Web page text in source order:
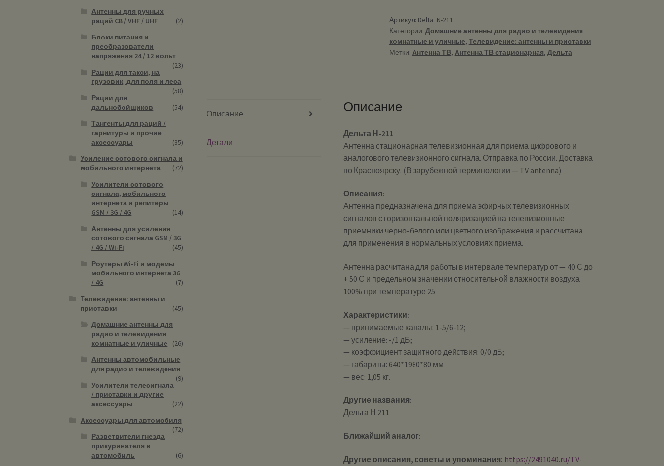
Артикул: Delta_N-211
Категории: Домашние антенны для радио и телевидения
комнатные и уличные, Телевидение: антенны и приставки
Метки: Антенна ТВ, Антенна ТВ стационарная, Дельта
Описание
Детали
Описание
Дельта Н-211
Антенна стационарная телевизионная для приема цифрового и
аналогового телевизионного сигнала. Отправка по России. Доставка
по Красноярску. (В зарубежной терминологии — TV antenna)
Описания:
Антенна предназначена для приема эфирных телевизионных
сигналов с горизонтальной поляризацией на телевизионные
приемники черно-белого или цветного изображения и рассчитана
для применения в нормальных условиях приема.
Антенна расчитана для работы в интервале температур от — 40 С до
+ 50 С и предельном значении относительной влажности воздуха
100% при температуре 25
Характеристики:
— принимаемые каналы: 1-5/6-12;
— усиление: -/1 дБ;
— коэффициент защитного действия: 0/0 дБ;
— габариты: 640*1980*80 мм
— вес: 1,05 кг.
Другие названия:
Дельта Н 211
Ближайший аналог:
Другие описания, советы и упоминания: https://2491040.ru/TV-
Антенны для ручных
раций CB / VHF / UHF
(2)
Блоки питания и
преобразователи
напряжения 24 / 12 вольт
(23)
Рации для такси, на
грузовик, для поля и леса
(58)
Рации для
дальнобойщиков
(54)
Тангенты для раций /
гарнитуры и прочие
аксессуары
(35)
Усиление сотового сигнала и
мобильного интернета
(72)
Усилители сотового
сигнала, мобильного
интернета и репитеры
GSM / 3G / 4G
(14)
Антенны для усиления
сотового сигнала GSM / 3G
/ 4G / Wi-Fi
(45)
Роутеры Wi-Fi и модемы
мобильного интернета 3G
/ 4G
(7)
Телевидение: антенны и
приставки
(45)
Домашние антенны для
радио и телевидения
комнатные и уличные
(26)
Антенны автомобильные
для радио и телевидения
(9)
Усилители телесигнала
/ приставки и другие
аксессуары
(22)
Аксессуары для автомобиля
(72)
Разветвители гнезда
прикуривателя в
автомобиль
(6)